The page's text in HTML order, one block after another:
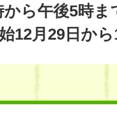
から午後5時ま
12月29日か